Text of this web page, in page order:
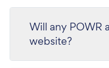
Will any POWR
website?